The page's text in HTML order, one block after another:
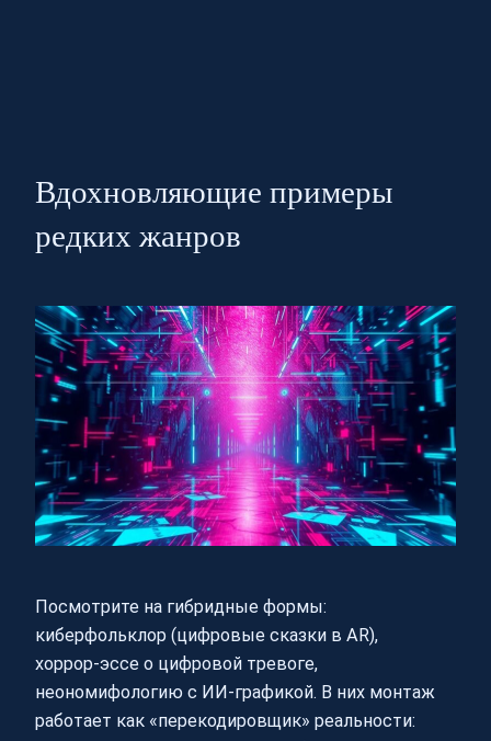
Вдохновляющие примеры
редких жанров
Посмотрите на гибридные формы:
киберфольклор (цифровые сказки в AR),
хоррор‑эссе о цифровой тревоге,
неономифологию с ИИ‑графикой. В них монтаж
работает как «перекодировщик» реальности: